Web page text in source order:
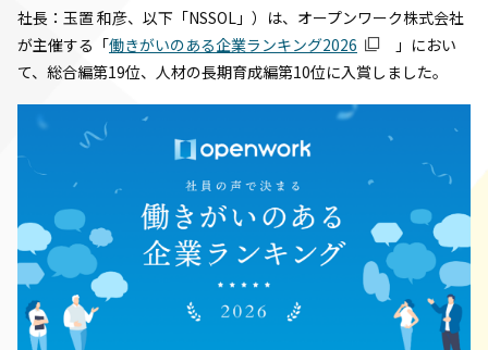
社長：玉置 和彦、以下「NSSOL」）は、オープンワーク株式会社
が主催する「働きがいのある企業ランキング2026
」におい
て、総合編第19位、人材の長期育成編第10位に入賞しました。